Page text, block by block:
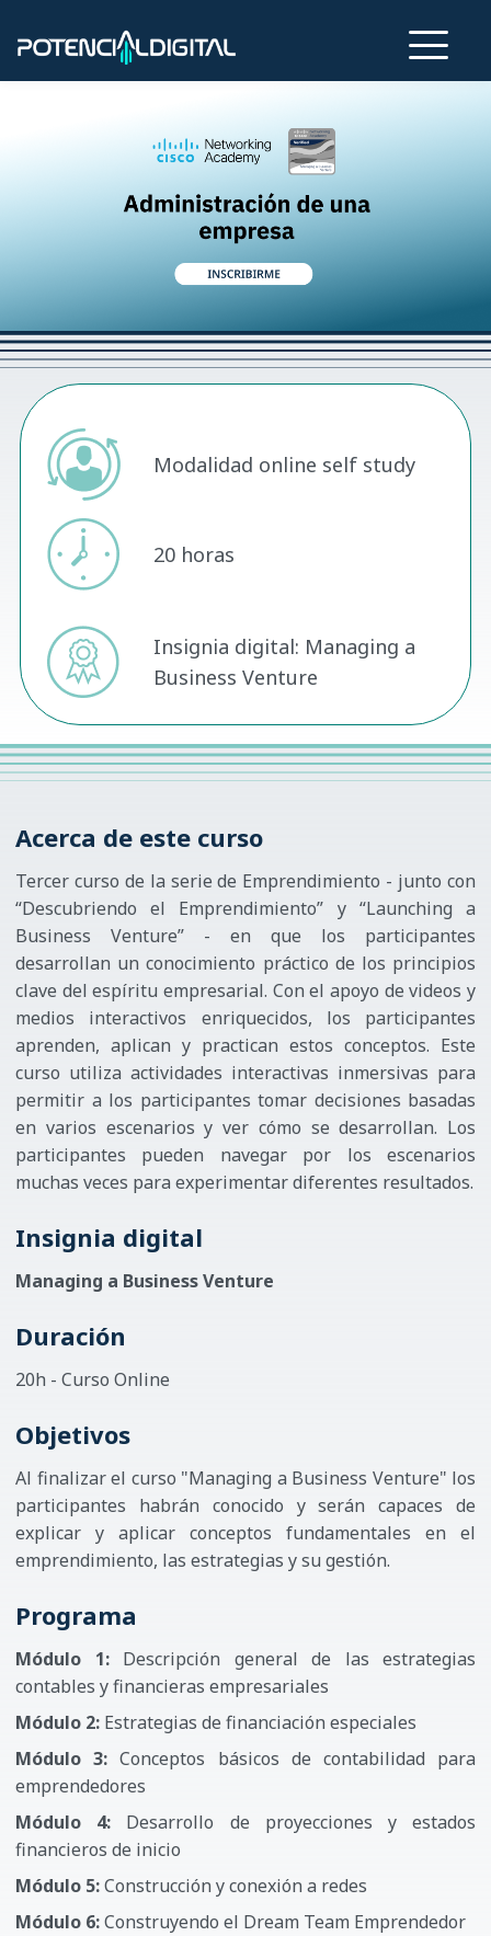
Modalidad online self study
20 horas
Insignia digital: Managing a
Business Venture
Acerca de este curso
Tercer curso de la serie de Emprendimiento - junto con
“Descubriendo el Emprendimiento” y “Launching a
Business Venture” - en que los participantes
desarrollan un conocimiento práctico de los principios
clave del espíritu empresarial. Con el apoyo de videos y
medios interactivos enriquecidos, los participantes
aprenden, aplican y practican estos conceptos. Este
curso utiliza actividades interactivas inmersivas para
permitir a los participantes tomar decisiones basadas
en varios escenarios y ver cómo se desarrollan. Los
participantes pueden navegar por los escenarios
muchas veces para experimentar diferentes resultados.
Insignia digital
Managing a Business Venture
Duración
20h - Curso Online
Objetivos
Al finalizar el curso "Managing a Business Venture" los
participantes habrán conocido y serán capaces de
explicar y aplicar conceptos fundamentales en el
emprendimiento, las estrategias y su gestión.
Programa
Módulo 1:Descripción general de las estrategias
contables y financieras empresariales
Módulo 2: Estrategias de financiación especiales
Módulo 3: Conceptos básicos de contabilidad para
emprendedores
Módulo 4: Desarrollo de proyecciones y estados
financieros de inicio
Módulo 5:Construcción y conexión a redes
Módulo 6:Construyendo el Dream Team Emprendedor